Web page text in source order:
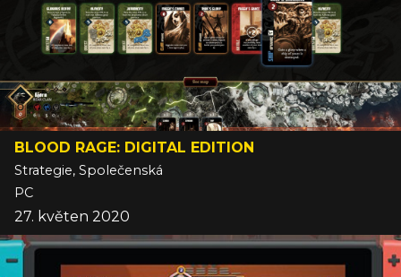
BLOOD RAGE: DIGITAL EDITION
Strategie, Společenská
PC
27. květen 2020